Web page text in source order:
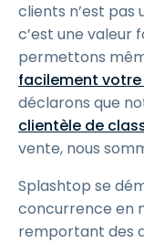
clients n’est pas
c’est une valeur
permettons
facilement
déclarons que
clientèle de
vente, nous
Splashtop se
concurrence en
remportant des